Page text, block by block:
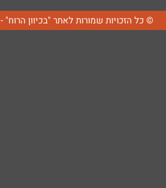
© כל הזכויות שמורות לאתר "בכיוון הרוח" - 2011 טל: 050-8517840